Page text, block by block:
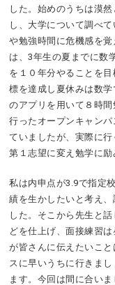
した。始めのうちは漠
し、大学について調べ
や勉強時間に危機感を
は、3年生の夏までに数
を１０年分やることを
標を達成し夏休みは数
のアプリを用いて８時
行ったオープンキャン
ていましたが、実際に
第１志望に変え勉学に励
私は内申点が3.9で指定
績を生かしたいと考え
した。そこから先生と
どを仕上げ、面接練習
が皆さんに伝えたいこ
スに早いうちに行きま
ます。今回は間に合い